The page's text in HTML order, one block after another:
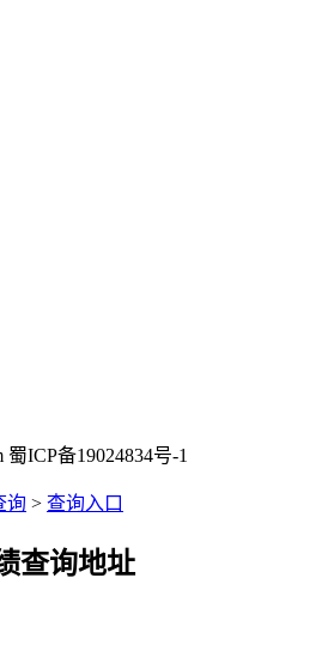
蜀ICP备19024834号-1
询 > 查询入口
查询地址